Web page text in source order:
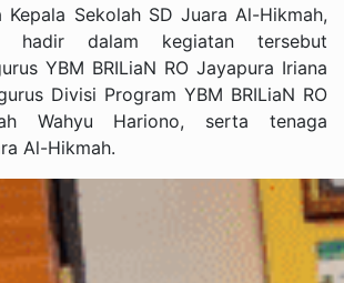
Sekolah SD Juara Al-Hikmah,
hadir dalam kegiatan tersebut
YBM BRILiaN RO Jayapura Iriana
Divisi Program YBM BRILiaN RO
Wahyu Hariono, serta tenaga
Al-Hikmah.